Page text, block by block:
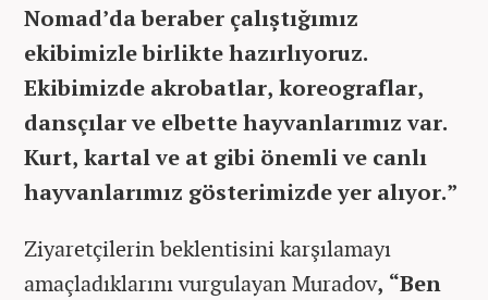
Nomad’da beraber çalıştığımız
ekibimizle birlikte hazırlıyoruz.
Ekibimizde akrobatlar, koreograflar,
dansçılar ve elbette hayvanlarımız var.
Kurt, kartal ve at gibi önemli ve canlı
hayvanlarımız gösterimizde yer alıyor.”
Ziyaretçilerin beklentisini karşılamayı
amaçladıklarını vurgulayan Muradov, “Ben